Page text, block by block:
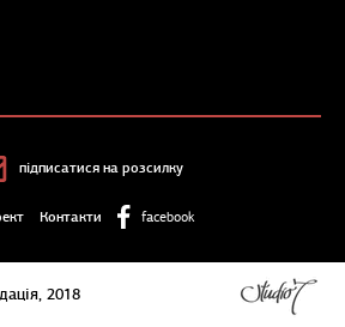
підписатися на розсилку
Контакти facebook
2018